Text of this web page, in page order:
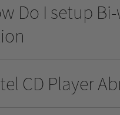
Do I setup
CD Player